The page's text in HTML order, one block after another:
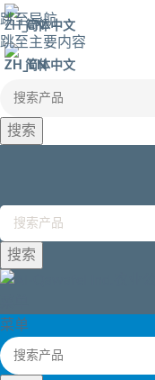
跳至导航
跳至主要内容
简体中文
简体中文
搜索
搜索
菜单